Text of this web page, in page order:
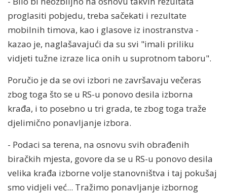
proglasiti pobjedu, treba sačekati i rezultate
mobilnih timova, kao i glasove iz inostranstva -
kazao je, naglašavajući da su svi "imali priliku
vidjeti tužne izraze lica onih u suprotnom taboru".
Poručio je da se ovi izbori ne završavaju večeras
zbog toga što se u RS-u ponovo desila izborna
krađa, i to posebno u tri grada, te zbog toga traže
djelimično ponavljanje izbora.
- Podaci sa terena, na osnovu svih obrađenih
biračkih mjesta, govore da se u RS-u ponovo desila
velika krađa izborne volje stanovništva i taj pokušaj
smo vidjeli već... Tražimo ponavljanje izbornog